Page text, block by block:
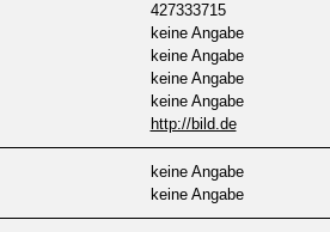
427333715
keine Angabe
keine Angabe
keine Angabe
keine Angabe
http://bild.de
keine Angabe
keine Angabe